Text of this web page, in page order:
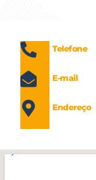
Telefone
E-mail
Endereço